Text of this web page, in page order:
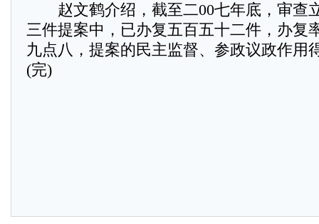
赵文鹤介绍，截至二00七年底，审查
三件提案中，已办复五百五十二件，办复
九点八，提案的民主监督、参政议政作用
(完)